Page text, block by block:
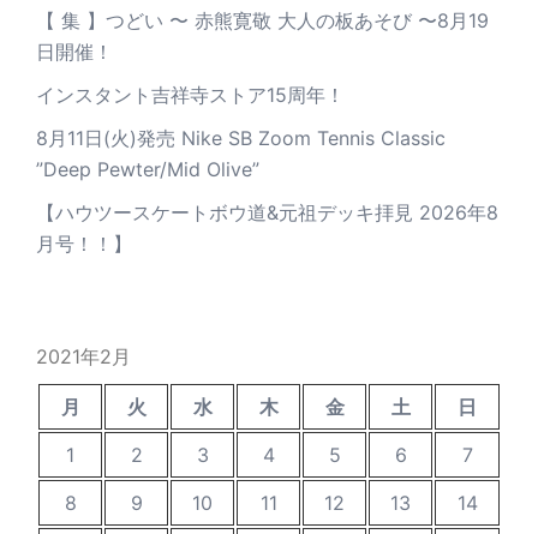
【 集 】つどい 〜 赤熊寛敬 大人の板あそび 〜8月19
日開催！
インスタント吉祥寺ストア15周年！
8月11日(火)発売 Nike SB Zoom Tennis Classic
”Deep Pewter/Mid Olive”
【ハウツースケートボウ道&元祖デッキ拝見 2026年8
月号！！】
2021年2月
月 火 水 木 金 土
日
1
2 3 4 5 6
7
8
9 10 11 12 13
14